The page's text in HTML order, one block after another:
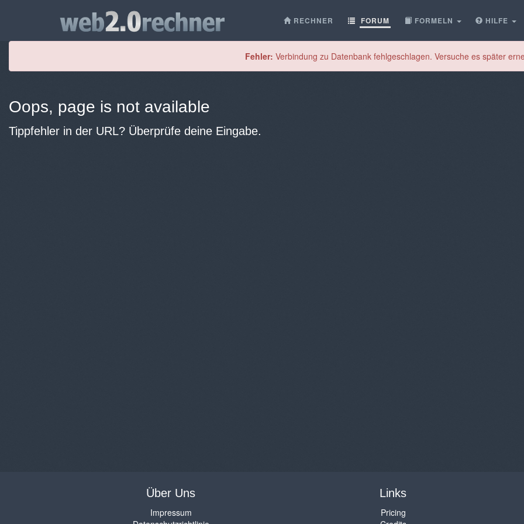
RECHNER FORUM FORMELN HILFE
Fehler: Verbindung zu Datenbank fehlgeschlagen. Versuche es später
Oops, page is not available
Tippfehler in der URL? Überprüfe deine Eingabe.
Über Uns
Impressum
Links
Pricing